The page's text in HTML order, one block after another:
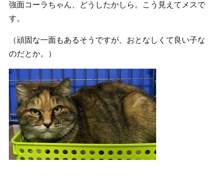
強面コーラちゃん、どうしたかしら。こう見えてメスで
す。
（頑固な一面もあるそうですが、おとなしくて良い子な
のだとか。）